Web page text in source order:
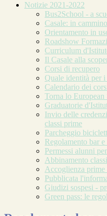
Notizie 2021-2022
Bus2School - a
Casale: in
Orientamento in
Roadshow
Curriculum
Il Casale alla
Corsi di recupero
Quale identità per
Calendario dei
Torna lo
Graduatorie
Invio delle
classi prime
Parcheggio
Regolamento bar
Permessi alunni
Abbinamento
Accoglienza
Pubblicata
Giudizi sospesi -
Green pass: le